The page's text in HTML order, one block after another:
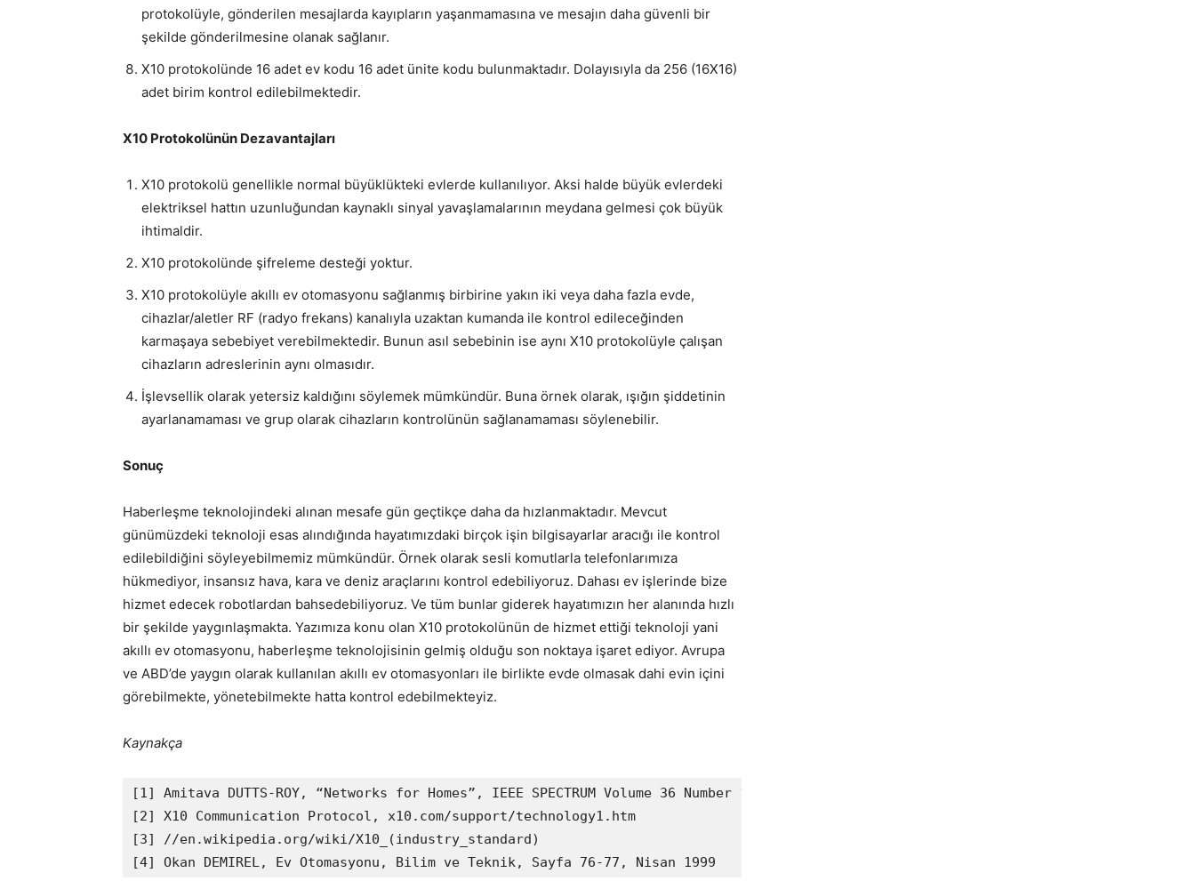
protokolüyle, gönderilen mesajlarda kayıpların yaşanmamasına ve mesajın daha güvenli bir
şekilde gönderilmesine olanak sağlanır.
X10 protokolünde 16 adet ev kodu 16 adet ünite kodu bulunmaktadır. Dolayısıyla da 256 (16X16)
adet birim kontrol edilebilmektedir.
X10 Protokolünün Dezavantajları
X10 protokolü genellikle normal büyüklükteki evlerde kullanılıyor. Aksi halde büyük evlerdeki
elektriksel hattın uzunluğundan kaynaklı sinyal yavaşlamalarının meydana gelmesi çok büyük
ihtimaldir.
X10 protokolünde şifreleme desteği yoktur.
X10 protokolüyle akıllı ev otomasyonu sağlanmış birbirine yakın iki veya daha fazla evde,
cihazlar/aletler RF (radyo frekans) kanalıyla uzaktan kumanda ile kontrol edileceğinden
karmaşaya sebebiyet verebilmektedir. Bunun asıl sebebinin ise aynı X10 protokolüyle çalışan
cihazların adreslerinin aynı olmasıdır.
İşlevsellik olarak yetersiz kaldığını söylemek mümkündür. Buna örnek olarak, ışığın şiddetinin
ayarlanamaması ve grup olarak cihazların kontrolünün sağlanamaması söylenebilir.
Sonuç
Haberleşme teknolojindeki alınan mesafe gün geçtikçe daha da hızlanmaktadır. Mevcut
günümüzdeki teknoloji esas alındığında hayatımızdaki birçok işin bilgisayarlar aracığı ile kontrol
edilebildiğini söyleyebilmemiz mümkündür. Örnek olarak sesli komutlarla telefonlarımıza
hükmediyor, insansız hava, kara ve deniz araçlarını kontrol edebiliyoruz. Dahası ev işlerinde bize
hizmet edecek robotlardan bahsedebiliyoruz. Ve tüm bunlar giderek hayatımızın her alanında hızlı
bir şekilde yaygınlaşmakta. Yazımıza konu olan X10 protokolünün de hizmet ettiği teknoloji yani
akıllı ev otomasyonu, haberleşme teknolojisinin gelmiş olduğu son noktaya işaret ediyor. Avrupa
ve ABD’de yaygın olarak kullanılan akıllı ev otomasyonları ile birlikte evde olmasak dahi evin içini
görebilmekte, yönetebilmekte hatta kontrol edebilmekteyiz.
Kaynakça
[1] Amitava DUTTS-ROY, “Networks for Homes”, IEEE SPECTRUM Volume 36 Number 12 pg 26-33, December 1999
[2] X10 Communication Protocol, x10.com/support/technology1.htm
[3] //en.wikipedia.org/wiki/X10_(industry_standard)